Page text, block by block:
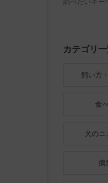
調べたいキー
カテゴリ
飼い方
食
犬のニ
病